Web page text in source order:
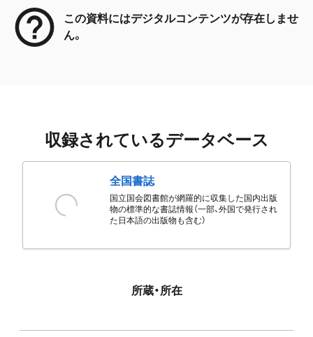
この資料にはデジタルコンテンツが存在しませ
ん。
収録されているデータベース
全国書誌
国立国会図書館が網羅的に収集した国内出版
物の標準的な書誌情報（一部、外国で発行され
た日本語の出版物も含む）
所蔵・所在